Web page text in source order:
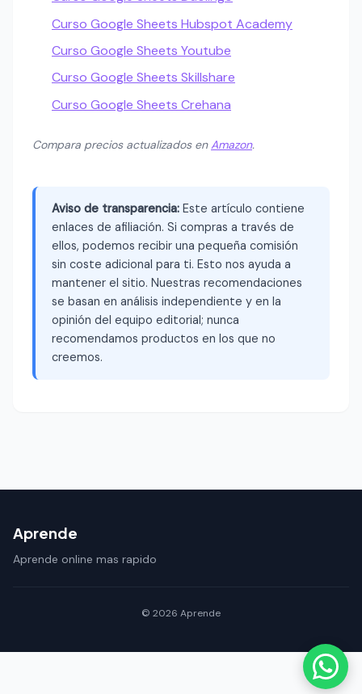
Curso Google Sheets Hubspot Academy
Curso Google Sheets Youtube
Curso Google Sheets Skillshare
Curso Google Sheets Crehana
Compara precios actualizados enAmazon.
Aviso de transparencia: Este artículo contiene
enlaces de afiliación. Si compras a través de
ellos, podemos recibir una pequeña comisión
sin coste adicional para ti. Esto nos ayuda a
mantener el sitio. Nuestras recomendaciones
se basan en análisis independiente y en la
opinión del equipo editorial; nunca
recomendamos productos en los que no
creemos.
Aprende
Aprende online mas rapido
© 2026 Aprende